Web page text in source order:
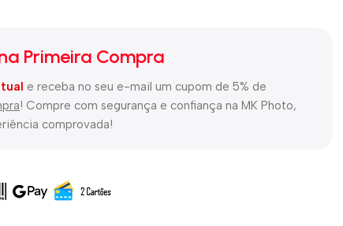
Primeira Compra
e receba no seu e-mail um cupom de 5% de
! Compre com segurança e confiança na MK Photo,
comprovada!